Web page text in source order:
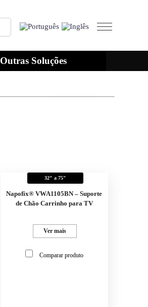
Outras Soluções
32" a 75"
Napofix® VWA1105BN – Suporte
de Chão Carrinho para TV
Ver mais
Comparar produto